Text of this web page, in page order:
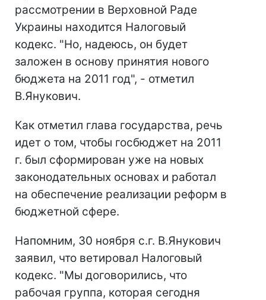
рассмотрении в Верховной Раде
Украины находится Налоговый
кодекс. "Но, надеюсь, он будет
заложен в основу принятия нового
бюджета на 2011 год", - отметил
В.Янукович.
Как отметил глава государства, речь
идет о том, чтобы госбюджет на 2011
г. был сформирован уже на новых
законодательных основах и работал
на обеспечение реализации реформ в
бюджетной сфере.
Напомним, 30 ноября с.г. В.Янукович
заявил, что ветировал Налоговый
кодекс. "Мы договорились, что
рабочая группа, которая сегодня